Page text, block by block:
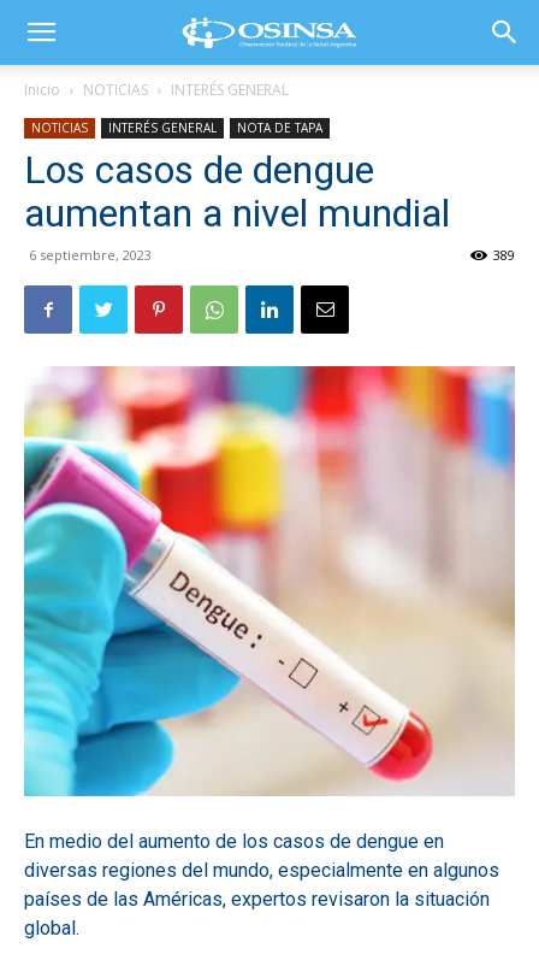
Inicio NOTICIAS INTERÉS GENERAL
NOTICIAS INTERÉS GENERAL NOTA DE TAPA
Los casos de dengue
aumentan a nivel mundial
6 septiembre, 2023 389
En medio del aumento de los casos de dengue en
diversas regiones del mundo, especialmente en algunos
países de las Américas, expertos revisaron la situación
global.